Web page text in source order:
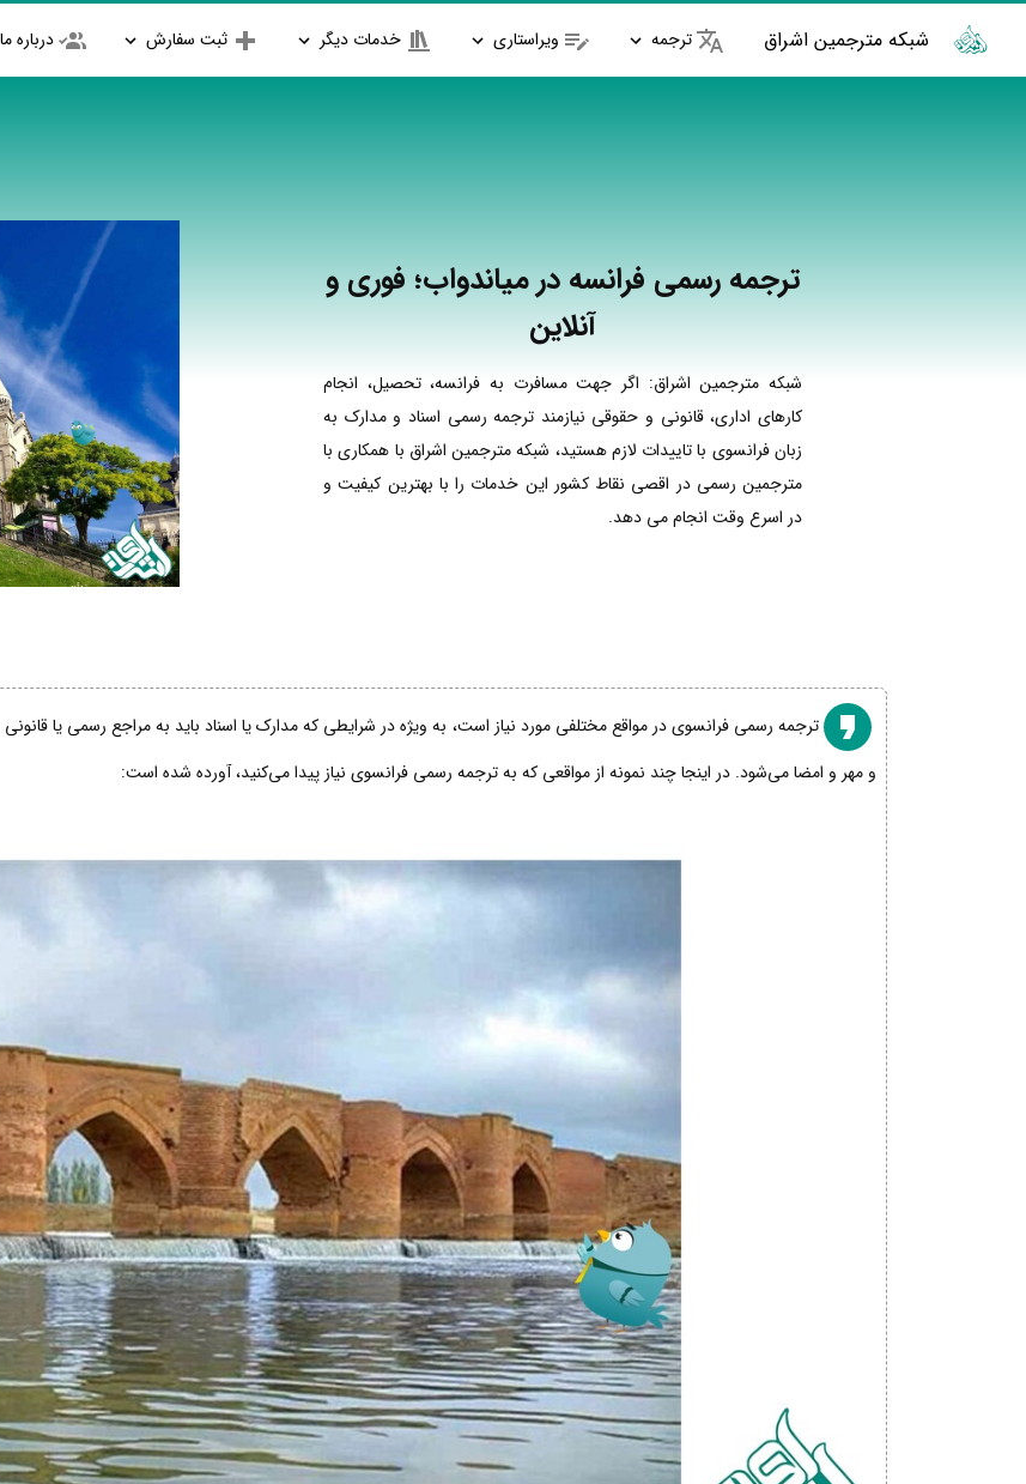
شبکه مترجمین اشراق ترجمه ویراستاری خدمات دیگر ثبت سفارش درباره ما
ترجمه رسمی فرانسه در میاندواب؛ فوری و
آنلاین
شبکه مترجمین اشراق: اگر جهت مسافرت به فرانسه، تحصیل، انجام
کارهای اداری، قانونی و حقوقی نیازمند ترجمه رسمی اسناد و مدارک به
زبان فرانسوی با تاییدات لازم هستید، شبکه مترجمین اشراق با همکاری با
مترجمین رسمی در اقصی نقاط کشور این خدمات را با بهترین کیفیت و
در اسرع وقت انجام می دهد.
ترجمه رسمی فرانسوی در مواقع مختلفی مورد نیاز است، به ویژه در شرایطی که مدارک یا اسناد باید به مراجع رسمی یا
و مهر و امضا می‌شود. در اینجا چند نمونه از مواقعی که به ترجمه رسمی فرانسوی نیاز پیدا می‌کنید، آورده شده است: